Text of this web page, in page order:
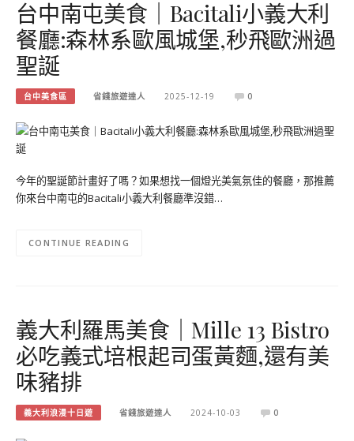
台中南屯美食｜Bacitali小義大利
餐廳:森林系歐風城堡,秒飛歐洲過
聖誕
台中美食區 省錢旅遊達人 2025-12-19 0
今年的聖誕節計畫好了嗎？如果想找一個燈光美氣氛佳的餐廳，那推薦
你來台中南屯的Bacitali小義大利餐廳準沒錯…
CONTINUE READING
義大利羅馬美食｜Mille 13 Bistro
必吃義式培根起司蛋黃麵,還有美
味豬排
義大利浪漫十日遊 省錢旅遊達人 2024-10-03 0